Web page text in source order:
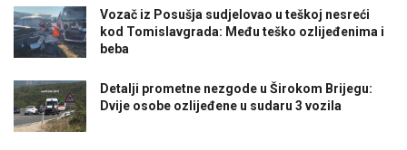
Vozač iz Posušja sudjelovao u teškoj nesreći
kod Tomislavgrada: Među teško ozlijeđenima i
beba
Detalji prometne nezgode u Širokom Brijegu:
Dvije osobe ozlijeđene u sudaru 3 vozila